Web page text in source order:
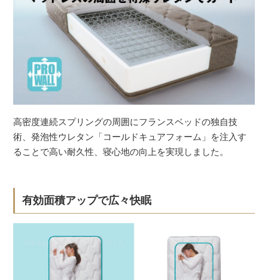
高密度連続スプリングの周囲にフランスベッドの独自技
術、発泡性ウレタン「コールドキュアフォーム」を注入す
ることで高い耐久性、寝心地の向上を実現しました。
有効面積アップで広々快眠